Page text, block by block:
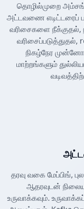
தொழில்முறை
அட்டவணை எடிட்டரைப்
வரிசைகளை நீக்குதல்,
வரிசைப்படுத்துதல்,
நிகழ்நேர
மாற்றங்களும்
தரவு வகை மேப்பிங்,
ஆதரவுடன்
உருவாக்கவும்.